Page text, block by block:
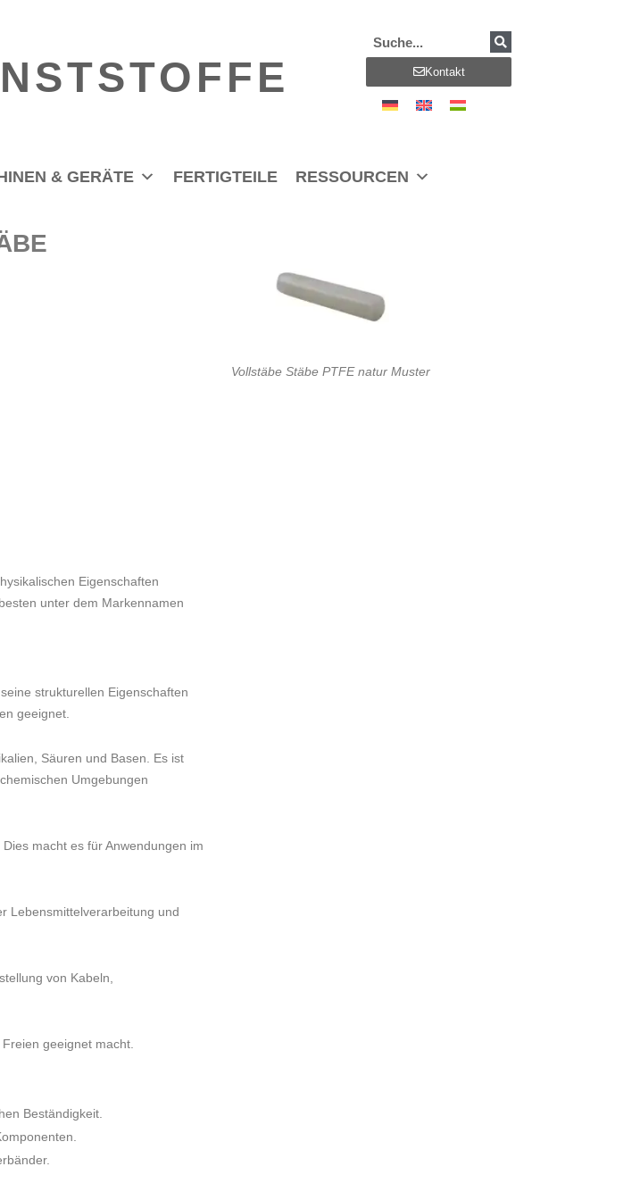
Kontakt
& GERÄTE FERTIGTEILE RESSOURCEN
Eigenschaften
unter dem Markennamen
strukturellen Eigenschaften
geeignet.
Säuren und Basen. Es ist
Umgebungen
macht es für Anwendungen im
Lebensmittelverarbeitung und
von Kabeln,
geeignet macht.
Beständigkeit.
Vollstäbe Stäbe PTFE natur Muster